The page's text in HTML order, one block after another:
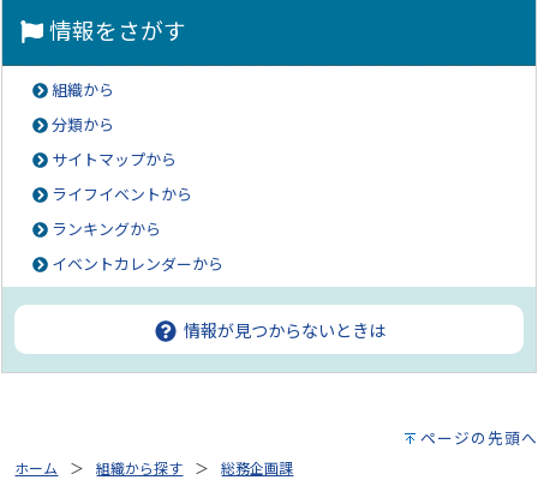
情報をさがす
組織から
分類から
サイトマップから
ライフイベントから
ランキングから
イベントカレンダーから
情報が見つからないときは
ページの先頭へ
ホーム 組織から探す
総務企画課